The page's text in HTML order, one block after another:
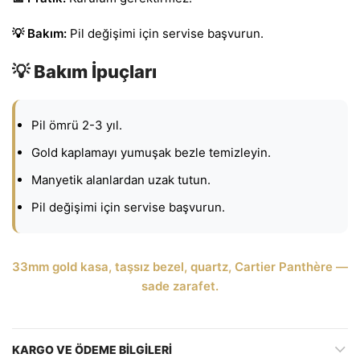
💡 Bakım: Pil değişimi için servise başvurun.
💡 Bakım İpuçları
Pil ömrü 2-3 yıl.
Gold kaplamayı yumuşak bezle temizleyin.
Manyetik alanlardan uzak tutun.
Pil değişimi için servise başvurun.
33mm gold kasa, taşsız bezel, quartz, Cartier Panthère —
sade zarafet.
KARGO VE ÖDEME BILGILERI